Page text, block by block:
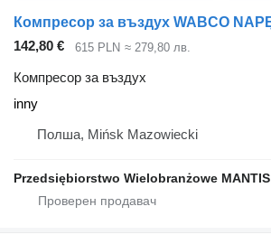
142,80 € 615 PLN ≈ 279,80 лв.
Компресор за въздух
inny
Полша, Mińsk Mazowiecki
Przedsiębiorstwo Wielobranżowe MANTIS